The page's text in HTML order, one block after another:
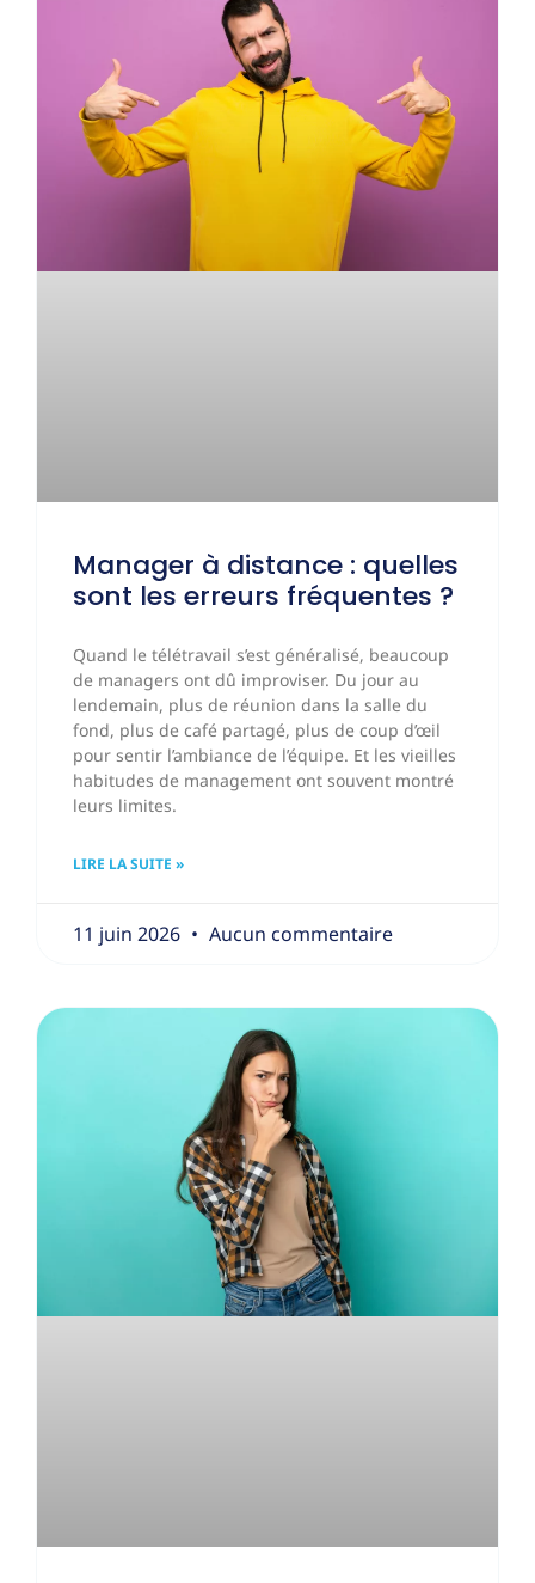
Manager à distance : quelles
sont les erreurs fréquentes ?
Quand le télétravail s’est généralisé, beaucoup
de managers ont dû improviser. Du jour au
lendemain, plus de réunion dans la salle du
fond, plus de café partagé, plus de coup d’œil
pour sentir l’ambiance de l’équipe. Et les vieilles
habitudes de management ont souvent montré
leurs limites.
LIRE LA SUITE »
11 juin 2026 Aucun commentaire